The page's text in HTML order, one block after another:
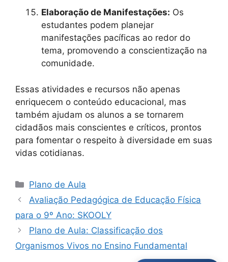
Elaboração de Manifestações: Os
estudantes podem planejar
manifestações pacíficas ao redor do
tema, promovendo a conscientização na
comunidade.
Essas atividades e recursos não apenas
enriquecem o conteúdo educacional, mas
também ajudam os alunos a se tornarem
cidadãos mais conscientes e críticos, prontos
para fomentar o respeito à diversidade em suas
vidas cotidianas.
Categorias
Plano de Aula
Avaliação Pedagógica de Educação Física
para o 9º Ano: SKOOLY
Plano de Aula: Classificação dos
Organismos Vivos no Ensino Fundamental